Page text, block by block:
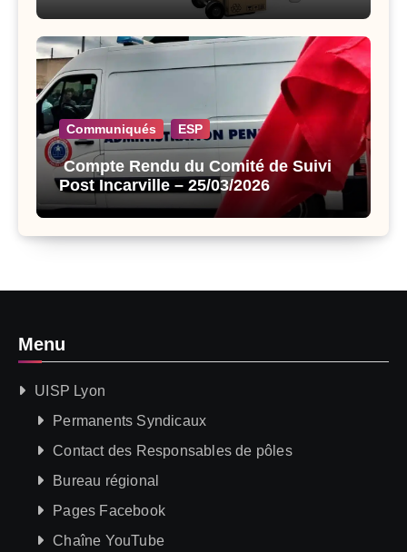
Communiqués ESP
Compte Rendu du Comité de Suivi
Post Incarville – 25/03/2026
Menu
UISP Lyon
Permanents Syndicaux
Contact des Responsables de pôles
Bureau régional
Pages Facebook
Chaîne YouTube